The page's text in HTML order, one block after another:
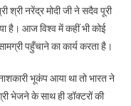
श्री नरेंद्र मोदी जी ने सदैव पूरी
है। आज विश्व में कहीं भी कोई
पहुँचाने का कार्य करता है।
भूकंप आया था तो भारत ने
भेजने के साथ ही डॉक्टरों की